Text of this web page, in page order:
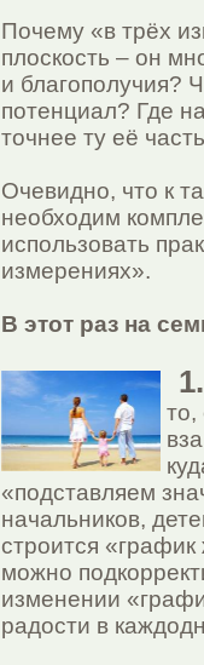
Почему «в трёх
плоскость – он
и благополучия?
потенциал? Где
точнее ту её
Очевидно, что к
необходим
использовать
измерениях».
В этот раз на
1.
то,
«подставляем
начальников,
строится
можно
изменении
радости в